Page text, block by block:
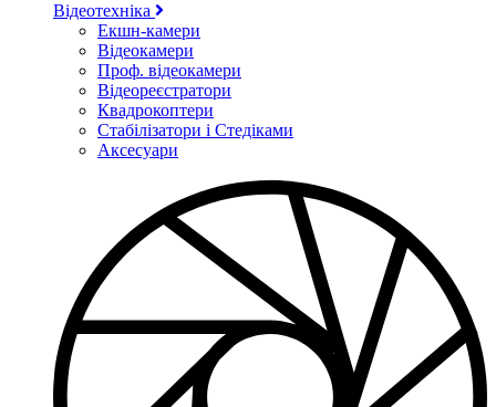
Відеотехніка
Екшн-камери
Відеокамери
Проф. відеокамери
Відеореєстратори
Квадрокоптери
Стабілізатори і Стедіками
Аксесуари